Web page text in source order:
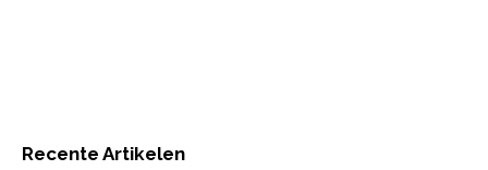
Recente Artikelen